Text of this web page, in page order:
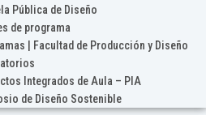
Pública de Diseño
de programa
| Facultad de Producción y Diseño
Integrados de Aula – PIA
de Diseño Sostenible